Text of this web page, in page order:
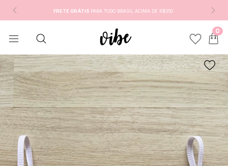
FRETE GRÁTIS PARA TODO BRASIL ACIMA DE R$350
0